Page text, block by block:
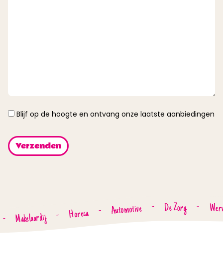
Instemming
Blijf op de hoogte en ontvang onze laatste aanbiedingen
- Makelaardij - Horeca - Automotive - De Zorg -